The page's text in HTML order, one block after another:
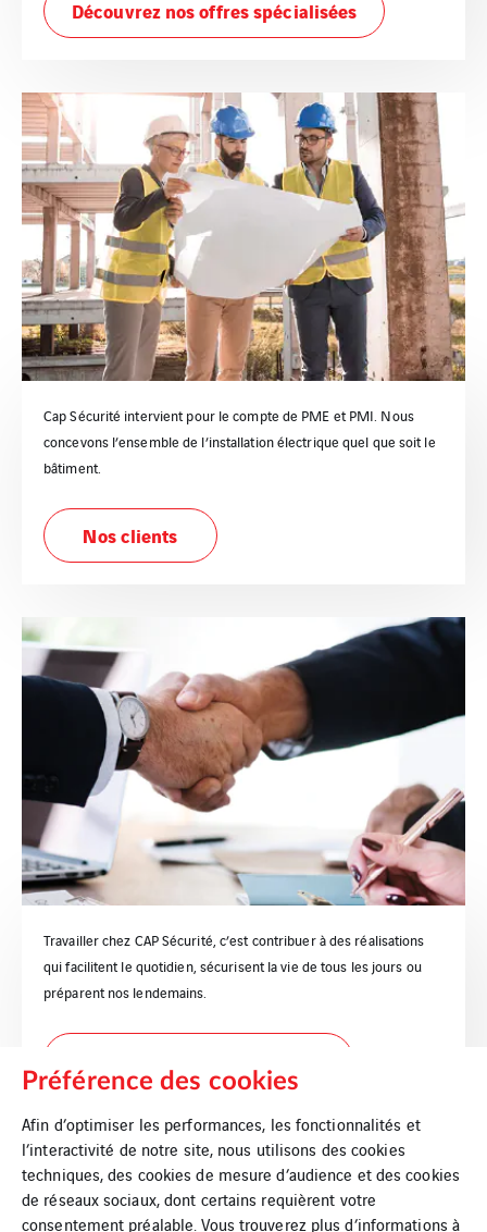
Découvrez nos offres spécialisées
Cap Sécurité intervient pour le compte de PME et PMI. Nous
concevons l’ensemble de l’installation électrique quel que soit le
bâtiment.
Nos clients
Travailler chez CAP Sécurité, c’est contribuer à des réalisations
qui facilitent le quotidien, sécurisent la vie de tous les jours ou
préparent nos lendemains.
Préférence des cookies
Afin d’optimiser les performances, les fonctionnalités et
l’interactivité de notre site, nous utilisons des cookies
techniques, des cookies de mesure d’audience et des cookies
de réseaux sociaux, dont certains requièrent votre
consentement préalable. Vous trouverez plus d’informations à